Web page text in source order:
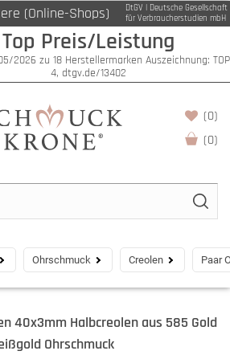
(Online-Shops)
DtGV | Deutsche Gesellschaft
für Verbraucherstudien mbH
Top Preis/Leistung
2026 zu 18 Herstellermarken Auszeichnung: TOP
4, dtgv.de/13402
(0)
(0)
Ohrschmuck Creolen Paar
40x3mm Halbcreolen aus 585 Gold
Ohrschmuck